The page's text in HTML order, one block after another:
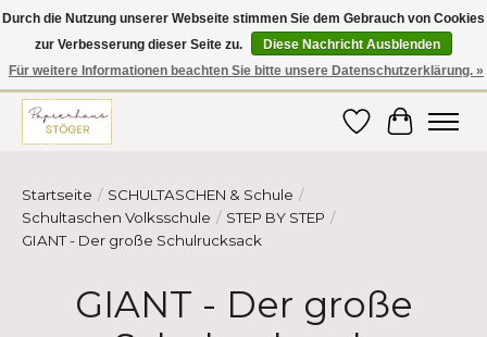
Hier finden Sie hochwertige Produkte im Bereich Schule, Büro, Papier,
Schreiben und vieles mehr! Erhalten Sie Ihre Bestellung bequem nach
Hause oder ins Büro geliefert!
Wunschzettel
Ihr
Startseite / SCHULTASCHEN & Schule /
Schultaschen Volksschule / STEP BY STEP /
GIANT - Der große Schulrucksack
GIANT - Der große
Durch die Nutzung unserer Webseite stimmen Sie dem Gebrauch von Cookies
zur Verbesserung dieser Seite zu.
Diese Nachricht Ausblenden
Für weitere Informationen beachten Sie bitte unsere Datenschutzerklärung. »